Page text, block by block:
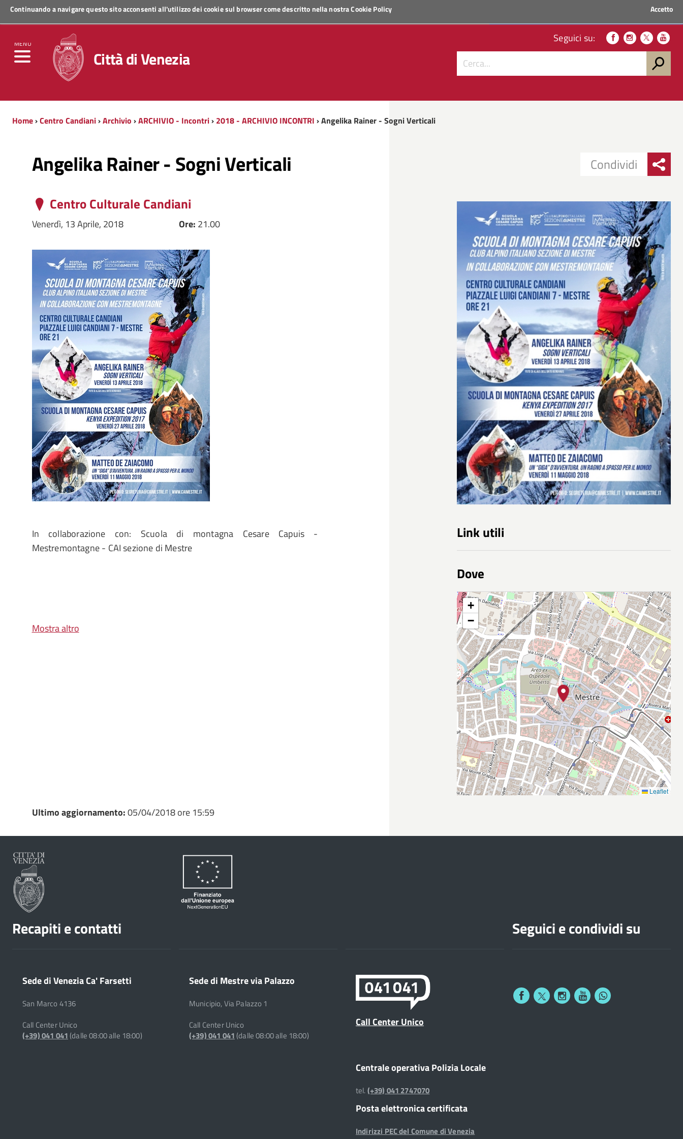
Continuando a navigare questo sito acconsenti all'utilizzo dei cookie sul browser come descritto nella nostraCookie Policy Accetto
MENU
Regione Veneto
Città di Venezia
Seguici su:
Home›Centro Candiani›Archivio ›ARCHIVIO - Incontri› 2018 - ARCHIVIO INCONTRI › Angelika Rainer - Sogni Verticali
Angelika Rainer - Sogni Verticali
Centro Culturale Candiani
Venerdì, 13 Aprile, 2018 Ore: 21.00
In collaborazione con: Scuola di montagna Cesare Capuis -
Mestremontagne - CAI sezione di Mestre
Mostra altro
Condividi
Link utili
Dove
+
−
Leaflet
Ultimo aggiornamento:05/04/2018 ore 15:59
Recapiti e contatti
Sede di Venezia Ca' Farsetti
San Marco 4136
Call Center Unico
(+39) 041 041(dalle 08:00 alle 18:00)
Sede di Mestre via Palazzo
Municipio, Via Palazzo 1
Call Center Unico
(+39) 041 041(dalle 08:00 alle 18:00)
Call Center Unico
Centrale operativa Polizia Locale
tel.(+39) 041 2747070
Posta elettronica certificata
Indirizzi PEC del Comune di Venezia
Seguici e condividi su